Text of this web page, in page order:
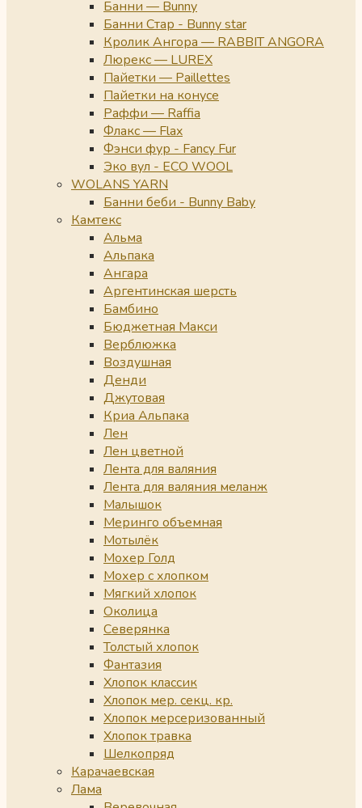
Банни — Bunny
Банни Стар - Bunny star
Кролик Ангора — RABBIT ANGORA
Люрекс — LUREX
Пайетки — Paillettes
Пайетки на конусе
Раффи — Raffia
Флакс — Flax
Фэнси фур - Fancy Fur
Эко вул - ECO WOOL
WOLANS YARN
Банни беби - Bunny Baby
Камтекс
Альма
Альпака
Ангара
Аргентинская шерсть
Бамбино
Бюджетная Макси
Верблюжка
Воздушная
Денди
Джутовая
Криа Альпака
Лен
Лен цветной
Лента для валяния
Лента для валяния меланж
Малышок
Меринго объемная
Мотылёк
Мохер Голд
Мохер с хлопком
Мягкий хлопок
Околица
Северянка
Толстый хлопок
Фантазия
Хлопок классик
Хлопок мер. секц. кр.
Хлопок мерсеризованный
Хлопок травка
Шелкопряд
Карачаевская
Лама